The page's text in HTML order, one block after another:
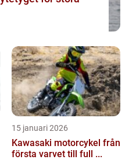
15 januari 2026
Kawasaki motorcykel från
första varvet till full ...